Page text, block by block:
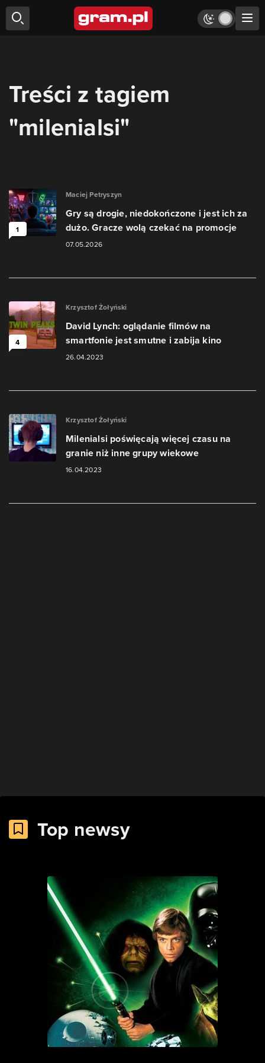
Treści z tagiem
"milenialsi"
1
Maciej Petryszyn
Gry są drogie, niedokończone i jest ich za
dużo. Gracze wolą czekać na promocje
07.05.2026
4
Krzysztof Żołyński
David Lynch: oglądanie filmów na
smartfonie jest smutne i zabija kino
26.04.2023
Krzysztof Żołyński
Milenialsi poświęcają więcej czasu na
granie niż inne grupy wiekowe
16.04.2023
Top newsy